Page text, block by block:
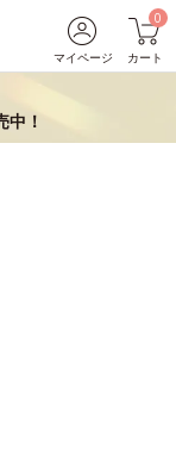
マイページ
0
カート
中！